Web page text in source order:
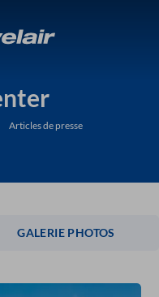
Articles de presse
GALERIE PHOTOS